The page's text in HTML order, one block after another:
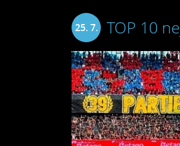
25. 7.
2024
TOP 10